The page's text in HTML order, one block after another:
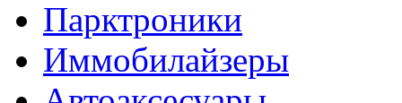
Парктроники
Иммобилайзеры